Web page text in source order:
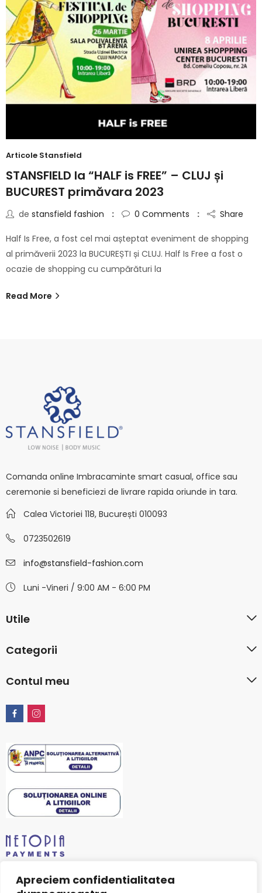
Apreciem confidentialitatea
Articole Stansfield
STANSFIELD la “HALF is FREE” – CLUJ și
BUCUREST primăvara 2023
de stansfield fashion 0 Comments Share
Half Is Free, a fost cel mai așteptat eveniment de shopping
al primăverii 2023 la BUCUREȘTI și CLUJ. Half Is Free a fost o
ocazie de shopping cu cumpărături la
Read More
Comanda online Imbracaminte smart casual, office sau
ceremonie si beneficiezi de livrare rapida oriunde in tara.
Calea Victoriei 118, București 010093
0723502619
info@stansfield-fashion.com
Luni -Vineri / 9:00 AM - 6:00 PM
Utile
Categorii
Contul meu